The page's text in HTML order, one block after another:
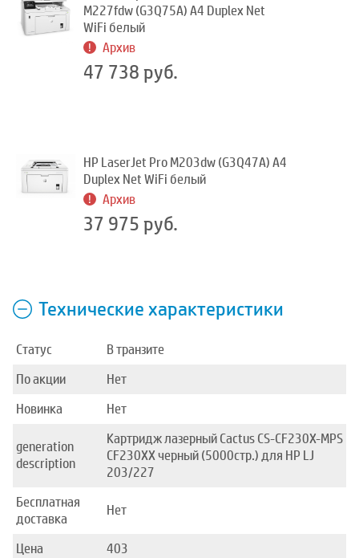
M227fdw (G3Q75A) A4 Duplex Net
WiFi белый
Архив
47 738 руб.
HP LaserJet Pro M203dw (G3Q47A) A4
Duplex Net WiFi белый
Архив
37 975 руб.
Технические характеристики
Статус
В транзите
По акции
Нет
Новинка
Нет
generation
description
Картридж лазерный Cactus CS-CF230X-MPS
CF230XX черный (5000стр.) для HP LJ
203/227
Бесплатная
доставка
Нет
Цена
403